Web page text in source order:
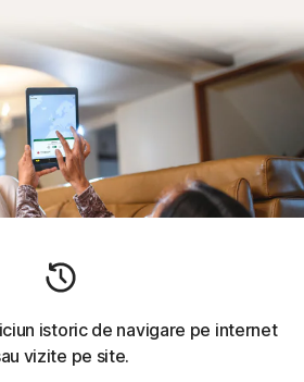
istoric de navigare pe internet
vizite pe site.